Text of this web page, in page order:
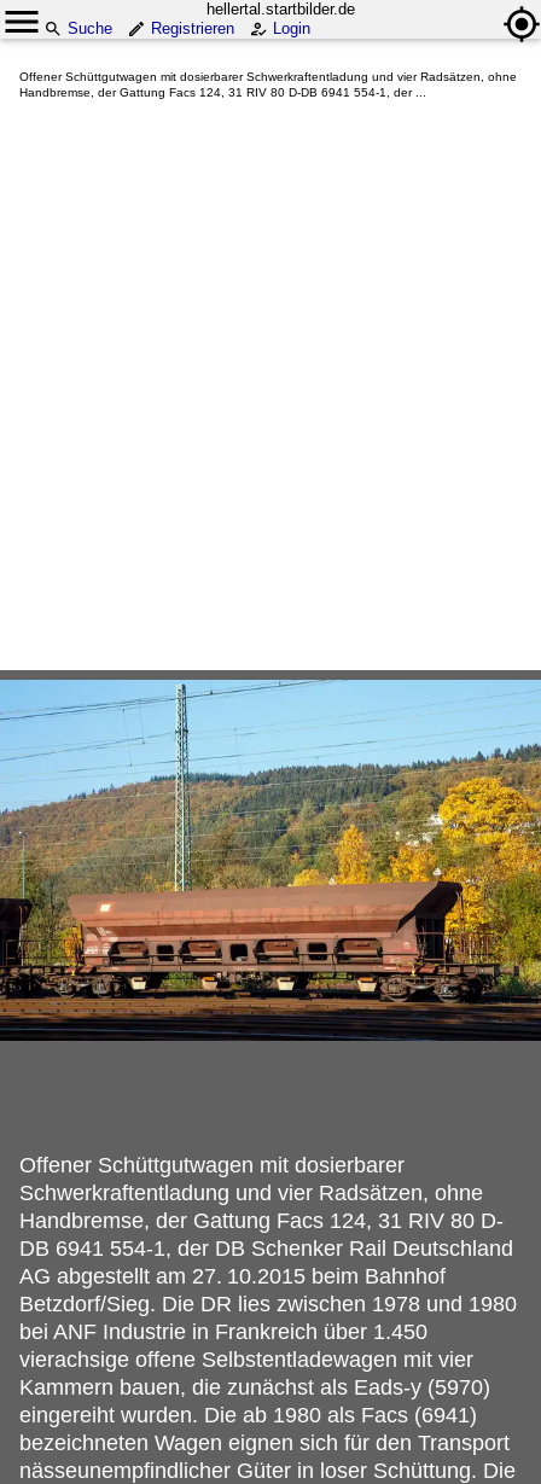
hellertal.startbilder.de
Suche
Registrieren Login
Offener Schüttgutwagen mit dosierbarer Schwerkraftentladung und vier Radsätzen, ohne
Handbremse, der Gattung Facs 124, 31 RIV 80 D-DB 6941 554-1, der ...
Offener Schüttgutwagen mit dosierbarer
Schwerkraftentladung und vier Radsätzen, ohne
Handbremse, der Gattung Facs 124, 31 RIV 80 D-
DB 6941 554-1, der DB Schenker Rail Deutschland
AG abgestellt am 27. 10.2015 beim Bahnhof
Betzdorf/Sieg. Die DR lies zwischen 1978 und 1980
bei ANF Industrie in Frankreich über 1.450
vierachsige offene Selbstentladewagen mit vier
Kammern bauen, die zunächst als Eads-y (5970)
eingereiht wurden. Die ab 1980 als Facs (6941)
bezeichneten Wagen eignen sich für den Transport
nässeunempfindlicher Güter in loser Schüttung. Die